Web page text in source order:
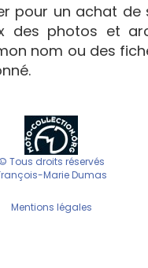
pour un achat de
des photos et
nom ou des
© Tous droits réservés
Marie Dumas
Mentions légales